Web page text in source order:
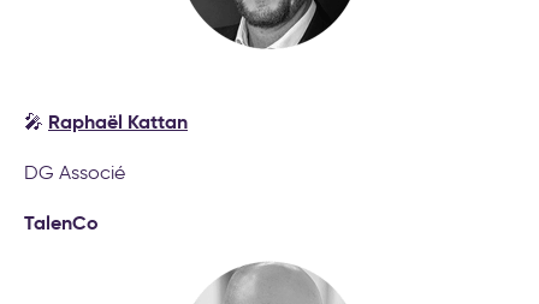
🎤 Raphaël Kattan
DG Associé
TalenCo